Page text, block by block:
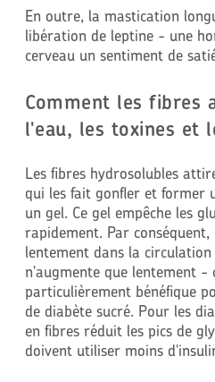
En outre, la mastication
libération de leptine - une
cerveau un sentiment de
Comment les fibres
l'eau, les toxines et
Les fibres hydrosolubles
qui les fait gonfler et former
un gel. Ce gel empêche les
rapidement. Par
lentement dans la
n'augmente que lentement -
particulièrement bénéfique
de diabète sucré. Pour les
en fibres réduit les pics de
doivent utiliser moins